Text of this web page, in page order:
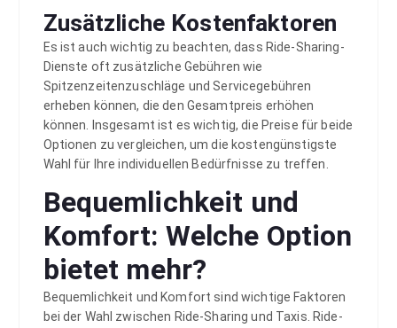
Zusätzliche Kostenfaktoren
Es ist auch wichtig zu beachten, dass Ride-Sharing-
Dienste oft zusätzliche Gebühren wie
Spitzenzeitenzuschläge und Servicegebühren
erheben können, die den Gesamtpreis erhöhen
können. Insgesamt ist es wichtig, die Preise für beide
Optionen zu vergleichen, um die kostengünstigste
Wahl für Ihre individuellen Bedürfnisse zu treffen.
Bequemlichkeit und
Komfort: Welche Option
bietet mehr?
Bequemlichkeit und Komfort sind wichtige Faktoren
bei der Wahl zwischen Ride-Sharing und Taxis. Ride-